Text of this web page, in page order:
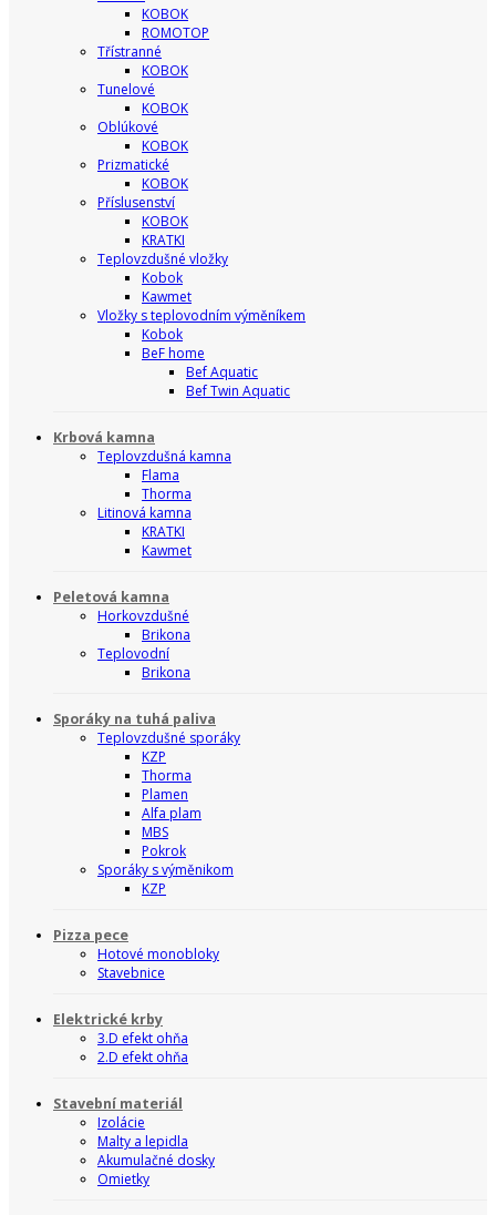
KOBOK
ROMOTOP
Třístranné
KOBOK
Tunelové
KOBOK
Oblúkové
KOBOK
Prizmatické
KOBOK
Příslusenství
KOBOK
KRATKI
Teplovzdušné vložky
Kobok
Kawmet
Vložky s teplovodním výměníkem
Kobok
BeF home
Bef Aquatic
Bef Twin Aquatic
Krbová kamna
Teplovzdušná kamna
Flama
Thorma
Litinová kamna
KRATKI
Kawmet
Peletová kamna
Horkovzdušné
Brikona
Teplovodní
Brikona
Sporáky na tuhá paliva
Teplovzdušné sporáky
KZP
Thorma
Plamen
Alfa plam
MBS
Pokrok
Sporáky s výměnikom
KZP
Pizza pece
Hotové monobloky
Stavebnice
Elektrické krby
3.D efekt ohňa
2.D efekt ohňa
Stavební materiál
Izolácie
Malty a lepidla
Akumulačné dosky
Omietky